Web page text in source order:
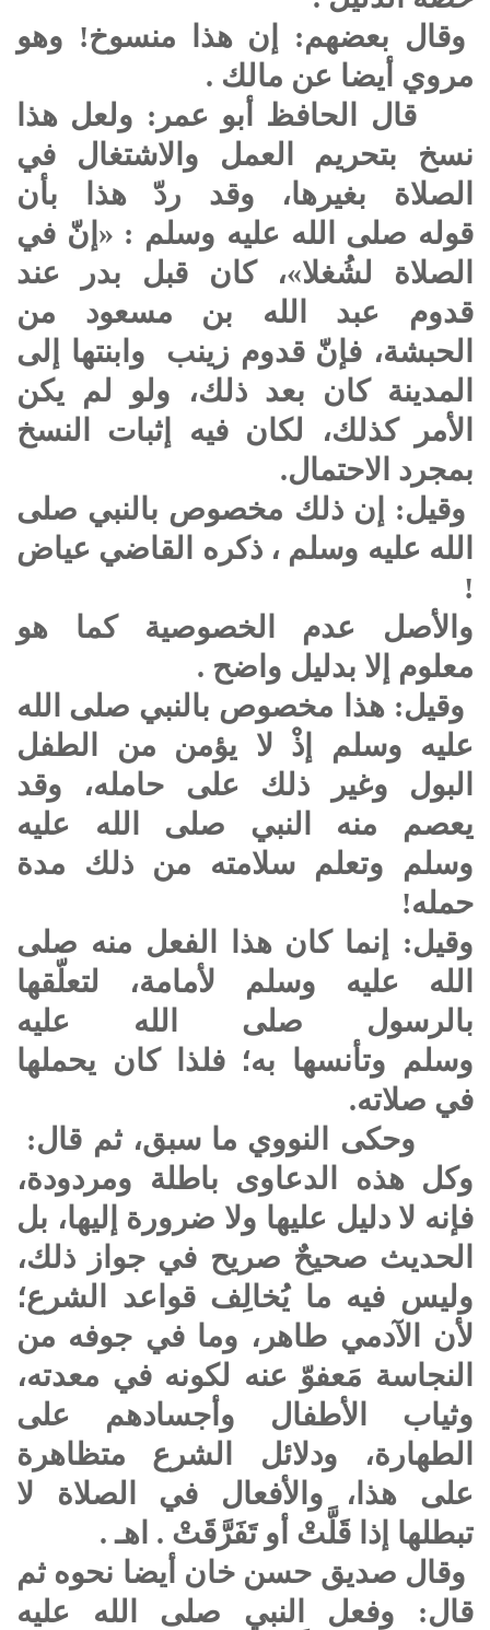
وقال بعضهم: إن هذا منسوخ! وهو
مروي أيضا عن مالك .
قال الحافظ أبو عمر: ولعل هذا
نسخ بتحريم العمل والاشتغال في
الصلاة بغيرها، وقد ردّ هذا بأن
قوله صلى الله عليه وسلم : «إنّ في
الصلاة لشُغلا»، كان قبل بدر عند
قدوم عبد الله بن مسعود من
الحبشة، فإنّ قدوم زينب وابنتها إلى
المدينة كان بعد ذلك، ولو لم يكن
الأمر كذلك، لكان فيه إثبات النسخ
بمجرد الاحتمال.
وقيل: إن ذلك مخصوص بالنبي صلى
الله عليه وسلم ، ذكره القاضي عياض
!
والأصل عدم الخصوصية كما هو
معلوم إلا بدليل واضح .
وقيل: هذا مخصوص بالنبي صلى الله
عليه وسلم
إذْ لا يؤمن من الطفل
البول وغير ذلك على حامله، وقد
يعصم منه النبي صلى الله عليه
وسلم وتعلم سلامته من ذلك مدة
حمله!
وقيل: إنما كان هذا الفعل منه صلى
الله عليه وسلم لأمامة، لتعلّقها
بالرسول صلى الله عليه
وسلم وتأنسها به؛ فلذا كان يحملها
في صلاته.
وحكى النووي ما سبق، ثم قال:
وكل هذه الدعاوى باطلة ومردودة،
فإنه لا دليل عليها ولا ضرورة إليها، بل
الحديث صحيحٌ صريح في جواز ذلك،
وليس فيه ما يُخالِف قواعد الشرع؛
لأن الآدمي طاهر، وما في جوفه من
النجاسة مَعفوّ عنه لكونه في معدته،
وثياب الأطفال وأجسادهم على
الطهارة، ودلائل الشرع متظاهرة
على هذا، والأفعال في الصلاة لا
تبطلها إذا قَلَّتْ أو تَفَرَّقَتْ . اهـ .
وقال صديق حسن خان أيضا نحوه ثم
قال: وفعل النبي صلى الله عليه